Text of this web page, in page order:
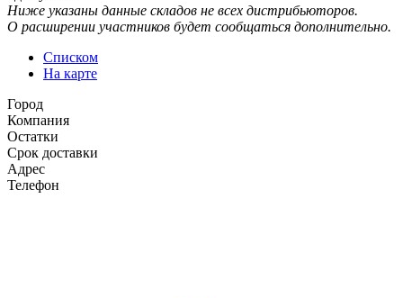
Ниже указаны данные складов не всех дистрибьюторов.
О расширении участников будет сообщаться дополнительно.
Списком
На карте
Город
Компания
Остатки
Срок доставки
Адрес
Телефон